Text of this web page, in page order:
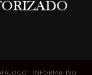
INFORMATIVO